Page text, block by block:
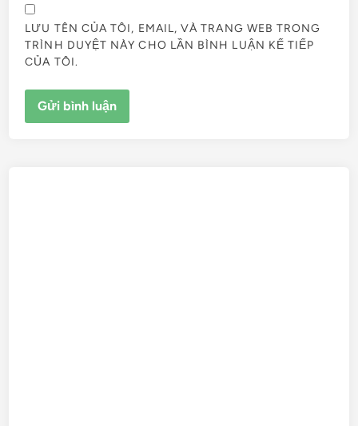
LƯU TÊN CỦA TÔI, EMAIL, VÀ TRANG WEB TRONG
TRÌNH DUYỆT NÀY CHO LẦN BÌNH LUẬN KẾ TIẾP
CỦA TÔI.